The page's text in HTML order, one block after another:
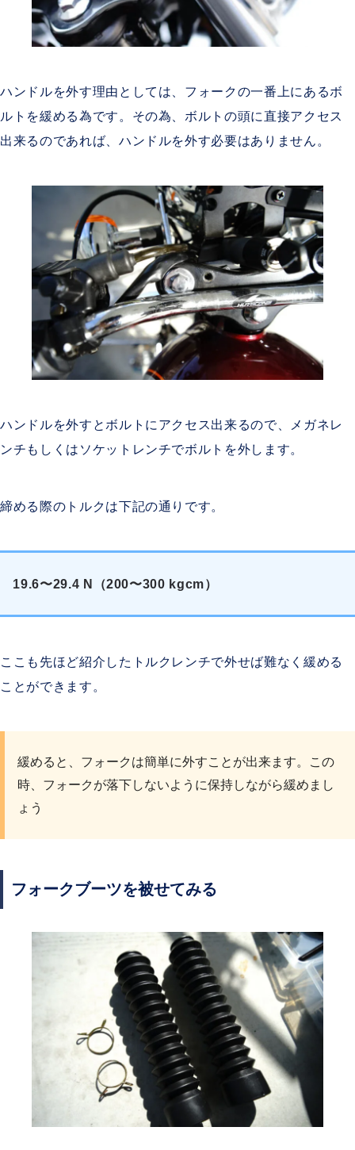
ハンドルを外す理由としては、フォークの一番上にあるボ
ルトを緩める為です。その為、 ボルトの頭に直接アクセス
出来るのであれば、ハンドルを外す必要はありません。
ハンドルを外すと ボルトにアクセス出来るので、メガネレ
ンチもしくはソケットレンチでボルトを外します。
締める際のトルクは下記の通りです。
19.6〜29.4 N （200〜300 kgcm）
ここも先ほど紹介したトルクレンチで外せば難なく緩める
ことができます。
緩めると、フォークは簡単に外すことが出来ます。この
時、フォークが落下しないように保持しながら緩めまし
ょう
フォークブーツを被せてみる